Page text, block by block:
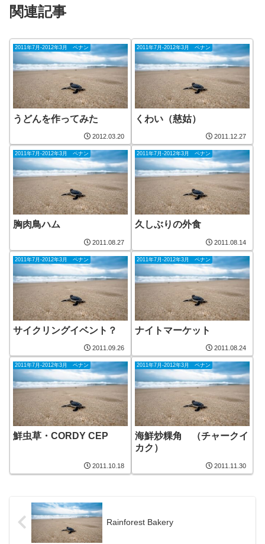
関連記事
2011年7月-2012年3月 ペナン
うどんを作ってみた
2012.03.20
2011年7月-2012年3月 ペナン
くわい（慈姑）
2011.12.27
2011年7月-2012年3月 ペナン
胸肉鳥ハム
2011.08.27
2011年7月-2012年3月 ペナン
久しぶりの外食
2011.08.14
2011年7月-2012年3月 ペナン
サイクリングイベント？
2011.09.26
2011年7月-2012年3月 ペナン
ナイトマーケット
2011.08.24
2011年7月-2012年3月 ペナン
鮮虫草・CORDY CEP
2011.10.18
2011年7月-2012年3月 ペナン
海鮮炒粿角 （チャークイ
カク）
2011.11.30
Rainforest Bakery